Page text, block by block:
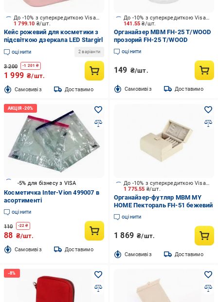
1 799.10 ₴/шт.
До -10% з суперкредиткою Visa Вигода
Кейс рожевий для косметики з
підсвіткою дзеркала LED Stargirl
оцінити 2 варіанти
3 200 -1 201 ₴
1 999 ₴/шт.
Cамовивіз Доставимо
141.55₴/шт.
До -10% з суперкредиткою Visa Вигода
Органайзер МВМ FH-25 T/WOOD
прозорий FH-25 T/WOOD
оцінити
149 ₴/шт.
Cамовивіз Доставимо
-5% для бізнесу з VISA
Косметичка Inter-Vion 499007 в
асортименті
оцінити
110 -22 ₴
88 ₴/шт.
Cамовивіз Доставимо
1 775.55 ₴/шт.
До -10% з суперкредиткою Visa Вигода
Органайзер-футляр МВМ MY
HOME Пектораль FH-51 бежевий
оцінити
1 869 ₴/шт.
Cамовивіз Доставимо